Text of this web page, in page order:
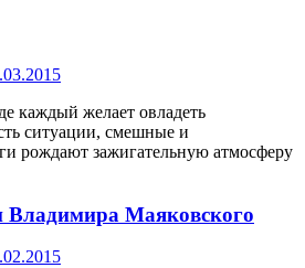
каждый желает овладеть
ситуации, смешные и
рождают зажигательную атмосферу
Маяковского